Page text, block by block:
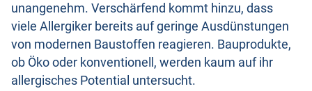
unangenehm. Verschärfend kommt hinzu, dass
viele Allergiker bereits auf geringe Ausdünstungen
von modernen Baustoffen reagieren. Bauprodukte,
ob Öko oder konventionell, werden kaum auf ihr
allergisches Potential untersucht.